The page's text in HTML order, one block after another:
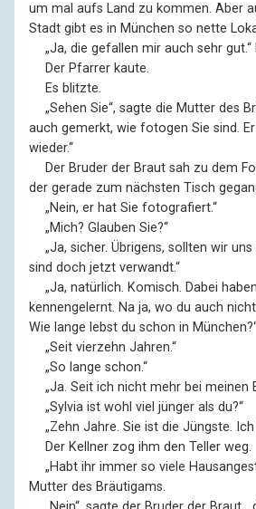
um mal aufs Land zu kommen. Aber
Stadt gibt es in München so nette
„Ja, die gefallen mir auch sehr
Der Pfarrer kaute.
Es blitzte.
„Sehen Sie“, sagte die Mutter des
auch gemerkt, wie fotogen Sie sind.
wieder.“
Der Bruder der Braut sah zu dem
der gerade zum nächsten Tisch
„Nein, er hat Sie fotografiert.“
„Mich? Glauben Sie?“
„Ja, sicher. Übrigens, sollten wir
sind doch jetzt verwandt.“
„Ja, natürlich. Komisch. Dabei
kennengelernt. Na ja, wo du auch
Wie lange lebst du schon in
„Seit vierzehn Jahren.“
„So lange schon.“
„Ja. Seit ich nicht mehr bei meinen
„Sylvia ist wohl viel jünger als du?“
„Zehn Jahre. Sie ist die Jüngste.
Der Kellner zog ihm den Teller weg.
„Habt ihr immer so viele
Mutter des Bräutigams.